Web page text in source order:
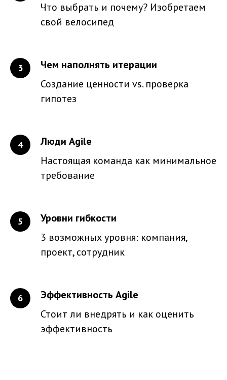
Что выбрать и почему? Изобретаем
свой велосипед
Чем наполнять итерации
Создание ценности vs. проверка
гипотез
Люди Agile
Настоящая команда как минимальное
требование
Уровни гибкости
3 возможных уровня: компания,
проект, сотрудник
Эффективность Agile
Стоит ли внедрять и как оценить
эффективность